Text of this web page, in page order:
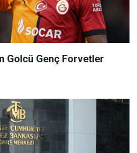
Golcü Genç Forvetler